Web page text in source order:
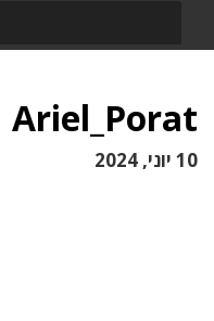
Ariel_Porat
10 יוני, 2024